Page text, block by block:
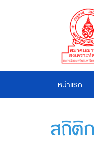
หน้าแรก
สถิติ